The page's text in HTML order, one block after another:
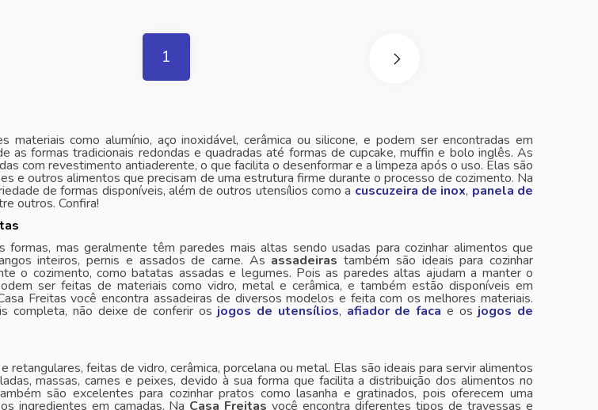
1
materiais como alumínio, aço inoxidável, cerâmica ou silicone, e podem ser encontradas em
as formas tradicionais redondas e quadradas até formas de cupcake, muffin e bolo inglês. As
com revestimento antiaderente, o que facilita o desenformar e a limpeza após o uso. Elas são
e outros alimentos que precisam de uma estrutura firme durante o processo de cozimento. Na
de formas disponíveis, além de outros utensílios como a cuscuzeira de inox, panela de
outros. Confira!
formas, mas geralmente têm paredes mais altas sendo usadas para cozinhar alimentos que
inteiros, pernis e assados de carne. As assadeiras também são ideais para cozinhar
o cozimento, como batatas assadas e legumes. Pois as paredes altas ajudam a manter o
ser feitas de materiais como vidro, metal e cerâmica, e também estão disponíveis em
Freitas você encontra assadeiras de diversos modelos e feita com os melhores materiais.
completa, não deixe de conferir os jogos de utensílios, afiador de faca e os jogos de
retangulares, feitas de vidro, cerâmica, porcelana ou metal. Elas são ideais para servir alimentos
massas, carnes e peixes, devido à sua forma que facilita a distribuição dos alimentos no
são excelentes para cozinhar pratos como lasanha e gratinados, pois oferecem uma
ingredientes em camadas. Na Casa Freitas você encontra diferentes tipos de travessas e